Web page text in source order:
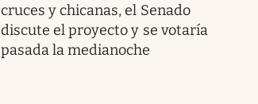
cruces y chicanas, el Senado
discute el proyecto y se votaría
pasada la medianoche